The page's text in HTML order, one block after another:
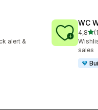
alert &
WC
4,8na
sales